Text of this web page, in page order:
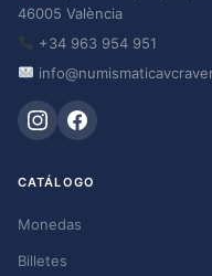
46005 València
+34 963 954 951
CATÁLOGO
Monedas
Billetes